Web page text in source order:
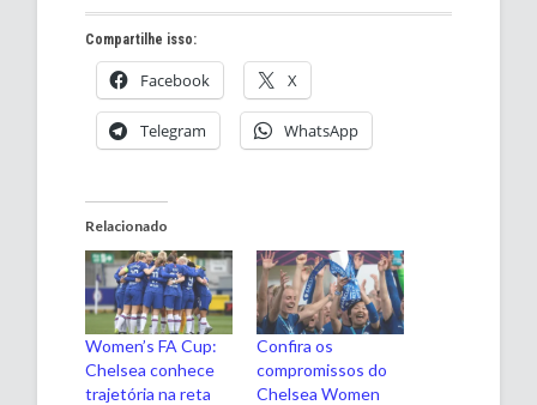
Compartilhe isso:
Facebook X
Telegram WhatsApp
Relacionado
Women’s FA Cup:
Chelsea conhece
trajetória na reta
Confira os
compromissos do
Chelsea Women